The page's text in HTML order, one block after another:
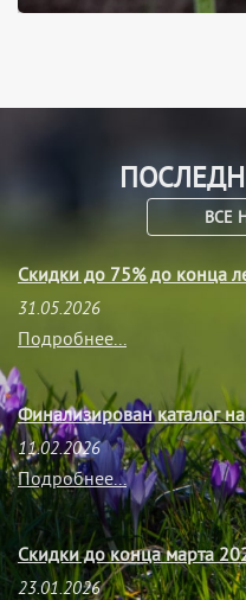
ВСЕ
Скидки до 75% до конца
31.05.2026
Подробнее...
Финализирован каталог
11.02.2026
Подробнее...
Скидки до конца марта
23.01.2026